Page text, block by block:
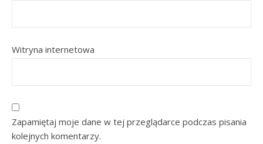
Witryna internetowa
Zapamiętaj moje dane w tej przeglądarce podczas pisania
kolejnych komentarzy.